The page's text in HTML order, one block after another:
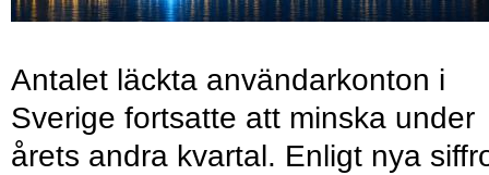
Antalet läckta användarkonton i
Sverige fortsatte att minska under
årets andra kvartal. Enligt nya